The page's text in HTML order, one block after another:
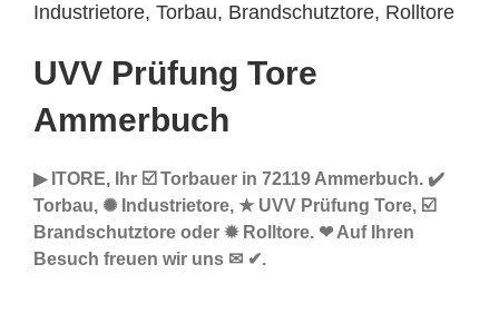
Industrietore, Torbau, Brandschutztore, Rolltore
UVV Prüfung Tore
Ammerbuch
▶︎ ITORE, Ihr ☑️ Torbauer in 72119 Ammerbuch. ✔️
Torbau, ✺ Industrietore, ★ UVV Prüfung Tore, ☑️
Brandschutztore oder ✹ Rolltore. ❤ Auf Ihren
Besuch freuen wir uns ✉ ✔.